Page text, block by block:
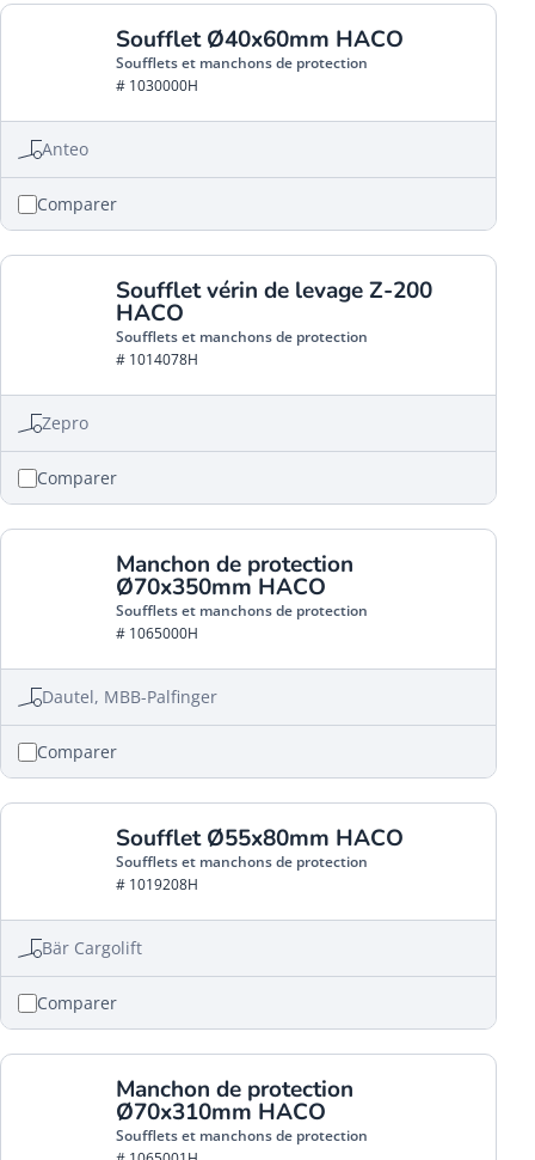
Soufflet Ø40x60mm HACO
Soufflets et manchons de protection
# 1030000H
Anteo
Comparer
Soufflet vérin de levage Z-200
HACO
Soufflets et manchons de protection
# 1014078H
Zepro
Comparer
Manchon de protection
Ø70x350mm HACO
Soufflets et manchons de protection
# 1065000H
Dautel, MBB-Palfinger
Comparer
Soufflet Ø55x80mm HACO
Soufflets et manchons de protection
# 1019208H
Bär Cargolift
Comparer
Manchon de protection
Ø70x310mm HACO
Soufflets et manchons de protection